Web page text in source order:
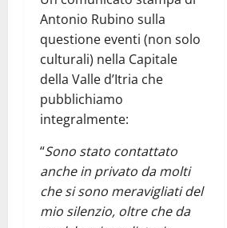
Antonio Rubino sulla
questione eventi (non solo
culturali) nella Capitale
della Valle d’Itria che
pubblichiamo
integralmente:
“Sono stato contattato
anche in privato da molti
che si sono meravigliati del
mio silenzio, oltre che da